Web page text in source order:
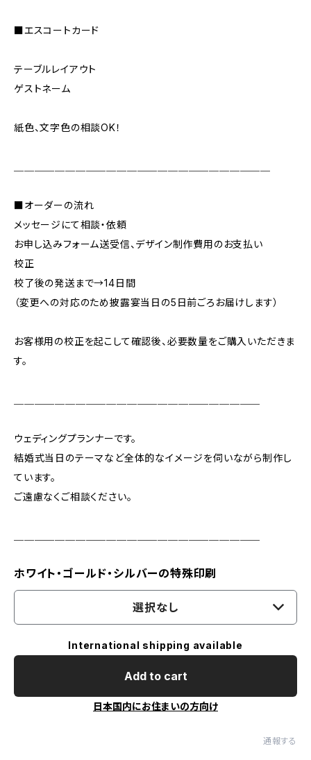
■エスコートカード
テーブルレイアウト
ゲストネーム
紙色、文字色の相談OK！
■オーダーの流れ
メッセージにて相談・依頼
お申し込みフォーム送受信、デザイン制作費用のお支払い
校正
校了後の発送まで→14日間
（変更への対応のため披露宴当日の5日前ごろお届けします）
お客様用の校正を起こして確認後、必要数量をご購入いただきま
す。
ウェディングプランナーです。
結婚式当日のテーマなど全体的なイメージを伺いながら制作し
ています。
ご遠慮なくご相談ください。
ホワイト・ゴールド・シルバーの特殊印刷
選択なし
International shipping available
Add to cart
日本国内にお住まいの方向け
通報する